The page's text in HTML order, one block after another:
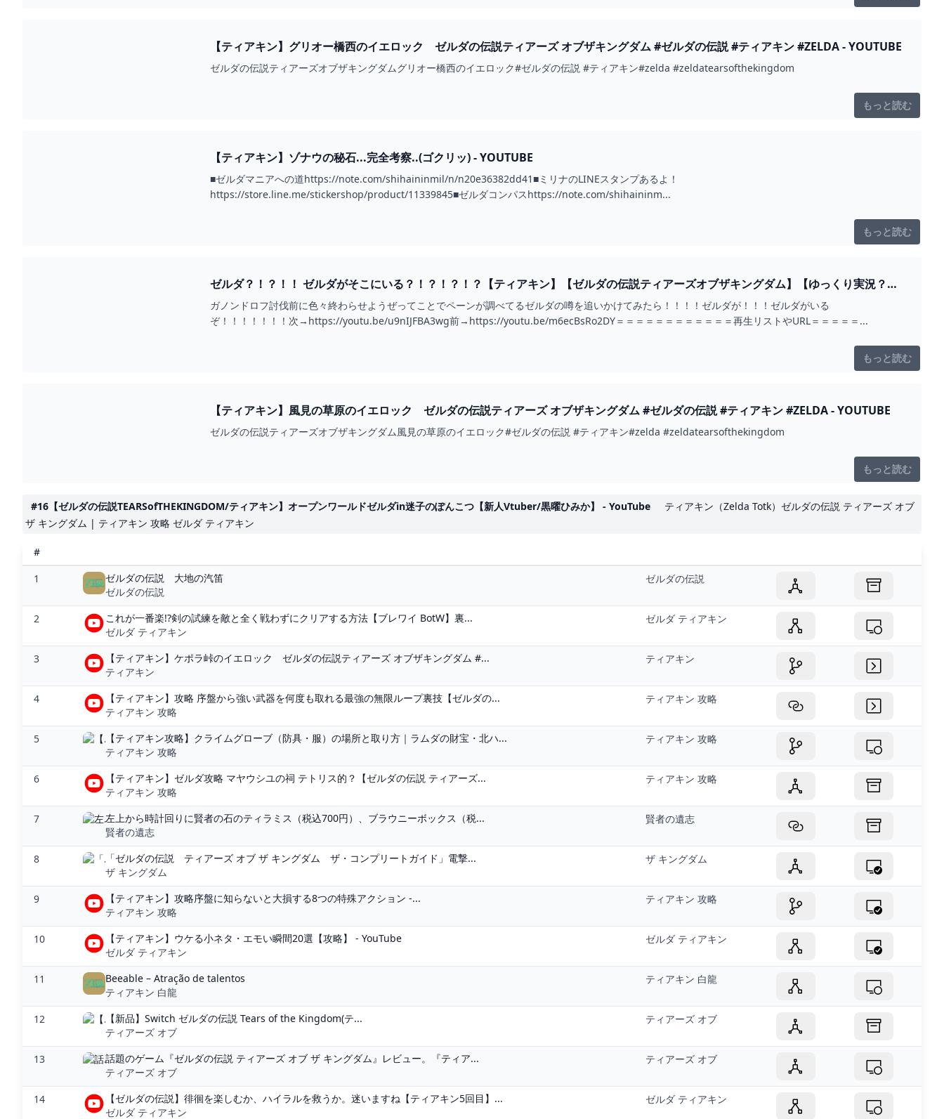
【ティアキン】グリオー橋西のイエロック ゼルダの伝説ティアーズ オブザキングダム #ゼルダの伝説 #ティアキン #ZELDA - YOUTUBE
ゼルダの伝説ティアーズオブザキングダムグリオー橋西のイエロック#ゼルダの伝説 #ティアキン#zelda #zeldatearsofthekingdom
もっと読む
【ティアキン】ゾナウの秘石...完全考察..(ゴクリッ) - YOUTUBE
■ゼルダマニアへの道https://note.com/shihaininmil/n/n20e36382dd41■ミリナのLINEスタンプあるよ！
https://store.line.me/stickershop/product/11339845■ゼルダコンパスhttps://note.com/shihaininm...
もっと読む
ゼルダ？！？！！ ゼルダがそこにいる？！？！？！？【ティアキン】【ゼルダの伝説ティアーズオブザキングダム】【ゆっくり実況？】
PART27 - YOUTUBE
ガノンドロフ討伐前に色々終わらせようぜってことでペーンが調べてるゼルダの噂を追いかけてみたら！！！！ゼルダが！！！ゼルダがいる
ぞ！！！！！！！次→https://youtu.be/u9nIJFBA3wg前→https://youtu.be/m6ecBsRo2DY＝＝＝＝＝＝＝＝＝＝＝＝再生リストやURL＝＝＝＝＝...
もっと読む
【ティアキン】風見の草原のイエロック ゼルダの伝説ティアーズ オブザキングダム #ゼルダの伝説 #ティアキン #ZELDA - YOUTUBE
ゼルダの伝説ティアーズオブザキングダム風見の草原のイエロック#ゼルダの伝説 #ティアキン#zelda #zeldatearsofthekingdom
もっと読む
#16【ゼルダの伝説TEARSofTHEKINGDOM/ティアキン】オープンワールドゼルダin迷子のぽんこつ【新人Vtuber/黒曜ひみか】 - YouTube
ティアキン（Zelda Totk）ゼルダの伝説 ティアーズ オブ
ザ キングダム | ティアキン 攻略 ゼルダ ティアキン
#
1
ゼルダの伝説 大地の汽笛
ゼルダの伝説
ゼルダの伝説
2
これが一番楽!?剣の試練を敵と全く戦わずにクリアする方法【ブレワイ BotW】裏...
ゼルダ ティアキン
ゼルダ ティアキン
3
【ティアキン】ケポラ峠のイエロック ゼルダの伝説ティアーズ オブザキングダム #...
ティアキン
ティアキン
4
【ティアキン】攻略 序盤から強い武器を何度も取れる最強の無限ループ裏技【ゼルダの...
ティアキン 攻略
ティアキン 攻略
5
【ティアキン攻略】クライムグローブ（防具・服）の場所と取り方｜ラムダの財宝・北ハ...
ティアキン 攻略
ティアキン 攻略
6
【ティアキン】ゼルダ攻略 マヤウシユの祠 テトリス的？【ゼルダの伝説 ティアーズ...
ティアキン 攻略
ティアキン 攻略
7
左上から時計回りに賢者の石のティラミス（税込700円）、ブラウニーボックス（税...
賢者の遺志
賢者の遺志
8
「ゼルダの伝説 ティアーズ オブ ザ キングダム ザ・コンプリートガイド」電撃...
ザ キングダム
ザ キングダム
9
【ティアキン】攻略序盤に知らないと大損する8つの特殊アクション -...
ティアキン 攻略
ティアキン 攻略
10
【ティアキン】ウケる小ネタ・エモい瞬間20選【攻略】 - YouTube
ゼルダ ティアキン
ゼルダ ティアキン
11
Beeable – Atração de talentos
ティアキン 白龍
ティアキン 白龍
12
【新品】Switch ゼルダの伝説 Tears of the Kingdom(テ...
ティアーズ オブ
ティアーズ オブ
13
話題のゲーム『ゼルダの伝説 ティアーズ オブ ザ キングダム』レビュー。『ティア...
ティアーズ オブ
ティアーズ オブ
14
【ゼルダの伝説】徘徊を楽しむか、ハイラルを救うか。迷いますね【ティアキン5回目】...
ゼルダ ティアキン
ゼルダ ティアキン